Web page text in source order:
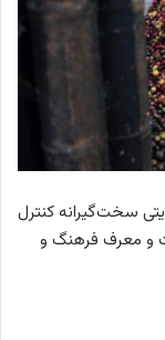
سخت‌گیرانه کنترل
و معرف فرهنگ و